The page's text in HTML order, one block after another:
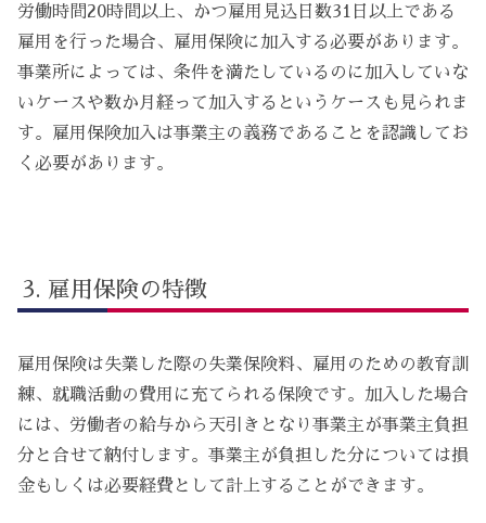
労働時間20時間以上、かつ雇用見込日数31日以上である
雇用を行った場合、雇用保険に加入する必要があります。
事業所によっては、条件を満たしているのに加入していな
いケースや数か月経って加入するというケースも見られま
す。雇用保険加入は事業主の義務であることを認識してお
く必要があります。
雇用保険の特徴
雇用保険は失業した際の失業保険料、雇用のための教育訓
練、就職活動の費用に充てられる保険です。加入した場合
には、労働者の給与から天引きとなり事業主が事業主負担
分と合せて納付します。事業主が負担した分については損
金もしくは必要経費として計上することができます。